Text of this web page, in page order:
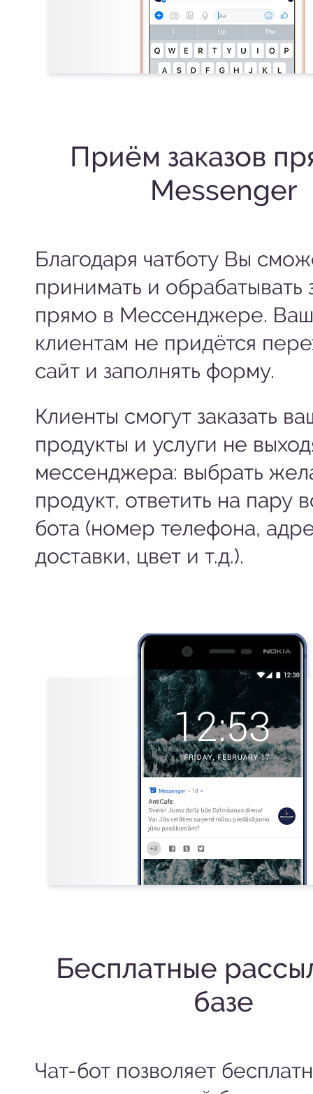
Приём заказов
Messenger
Благодаря чатботу Вы
принимать и обрабатывать
прямо в Мессенджере.
клиентам не придётся
сайт и заполнять форму.
Клиенты смогут заказать
продукты и услуги не
мессенджера: выбрать
продукт, ответить на пару
бота (номер телефона,
доставки, цвет и т.д.).
Бесплатные
базе
Чат-бот позволяет